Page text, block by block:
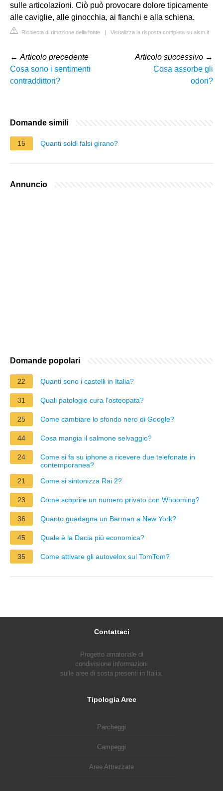
sulle articolazioni. Ciò può provocare dolore tipicamente
alle caviglie, alle ginocchia, ai fianchi e alla schiena.
Richiesta di rimozione della fonte | Visualizza la risposta completa su aism.it
← Articolo precedente
Cosa sono i sentimenti
contraddittori?
Articolo successivo →
Cosa assorbe gli
odori?
Domande simili
15 Quanti soldi falsi girano?
Annuncio
Domande popolari
22 Quanti sono i castelli in Italia?
31 Quali patologie cura l'osteopata?
25 Come cambiare lo sfondo nero di Google?
44 Cosa mangia il salmone selvaggio?
24
Come si fa su iphone a ricevere due telefonate in
contemporanea?
21
Come si sintonizza Rai 2?
23 Come scoprire un numero privato con Whooming?
36 Quanto guadagna un Barman a New York?
45 Quale è la Dacia più economica?
35 Come attivare gli autovelox sul TomTom?
Contattaci
Progetto amatoriale di
condivisione informazioni
sulle aree di sosta presenti in Italia.
Tipologia Aree
Parcheggi
Campeggi
Aree Attrezzate